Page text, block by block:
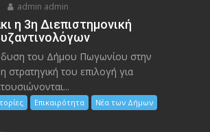
admin admin
η 3η Διεπιστημονική
του Δήμου Πωγωνίου στην
στρατηγική του επιλογή για
Επικαιρότητα Νέα των Δήμων